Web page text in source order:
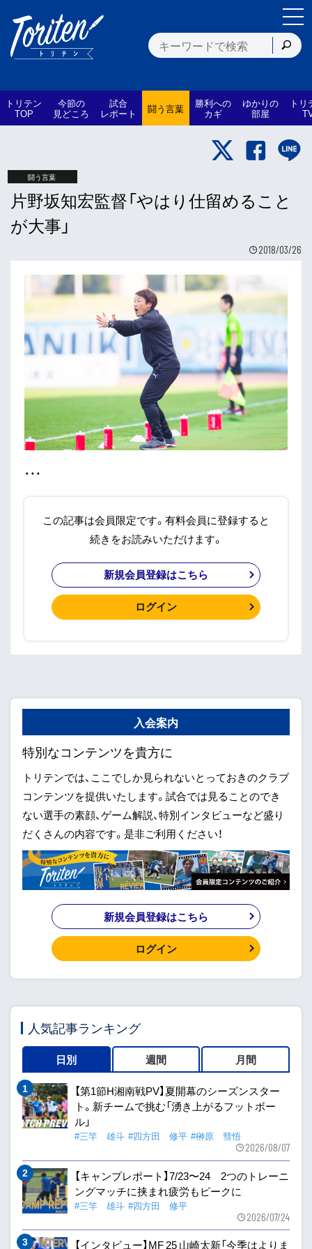
トリテン
TOP
今節の
見どころ
試合
レポート 闘う言葉 勝利への
カギ
ゆかりの
部屋
トリ
闘う言葉
片野坂知宏監督「やはり仕留めること
が大事」
2018/03/26
・・・
この記事は会員限定です。有料会員に登録すると
続きをお読みいただけます。
新規会員登録はこちら
ログイン
入会案内
特別なコンテンツを貴方に
トリテンでは、ここでしか見られないとっておきのクラブ
コンテンツを提供いたします。試合では見ることのでき
ない選手の素顔、ゲーム解説、特別インタビューなど盛り
だくさんの内容です。是非ご利用ください！
新規会員登録はこちら
ログイン
人気記事ランキング
日別 週間 月間
【第1節H湘南戦PV】夏開幕のシーズンスター
ト。新チームで挑む「湧き上がるフットボー
ル」
#三竿 雄斗 #四方田 修平 #榊原 彗悟
2026/08/07
【キャンプレポート】7/23〜24 2つのトレーニ
ングマッチに挟まれ疲労もピークに
#三竿 雄斗 #四方田 修平
2026/07/24
【インタビュー】MF 25 山崎太新「今季はよりま